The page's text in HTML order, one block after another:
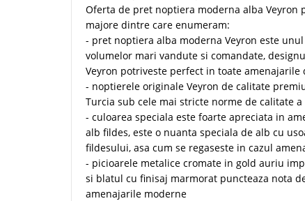
Oferta de pret noptiera moderna alba Veyron
majore dintre care enumeram:
- pret noptiera alba moderna Veyron este
volumelor mari vandute si comandate,
Veyron potriveste perfect in toate
- noptierele originale Veyron de calitate
Turcia sub cele mai stricte norme de calitate
- culoarea speciala este foarte apreciata in
alb fildes, este o nuanta speciala de alb cu
fildesului, asa cum se regaseste in cazul
- picioarele metalice cromate in gold auriu
si blatul cu finisaj marmorat puncteaza nota
amenajarile moderne